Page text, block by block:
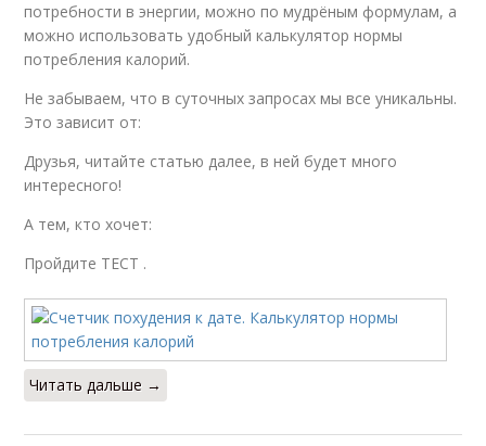
потребности в энергии, можно по мудрёным формулам, а
можно использовать удобный калькулятор нормы
потребления калорий.
Не забываем, что в суточных запросах мы все уникальны.
Это зависит от:
Друзья, читайте статью далее, в ней будет много
интересного!
А тем, кто хочет:
Пройдите ТЕСТ .
Читать дальше →